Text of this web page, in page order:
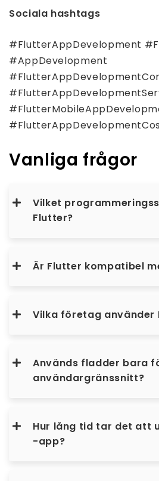
Sociala hashtags
#FlutterAppDevelopment
#AppDevelopment
Vanliga frågor
Vilket
Flutter?
Är Flutter kompatibel
Vilka företag använder
Används fladder bara
användargränssnitt?
Hur lång tid tar det att
-app?